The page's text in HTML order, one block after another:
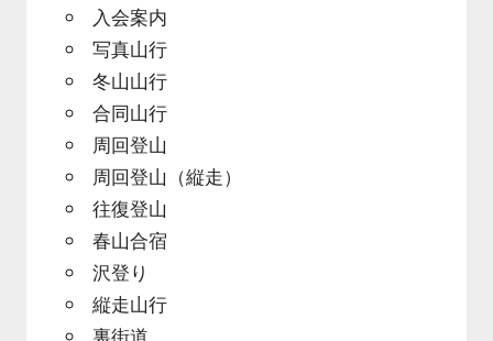
入会案内
写真山行
冬山山行
合同山行
周回登山
周回登山（縦走）
往復登山
春山合宿
沢登り
縦走山行